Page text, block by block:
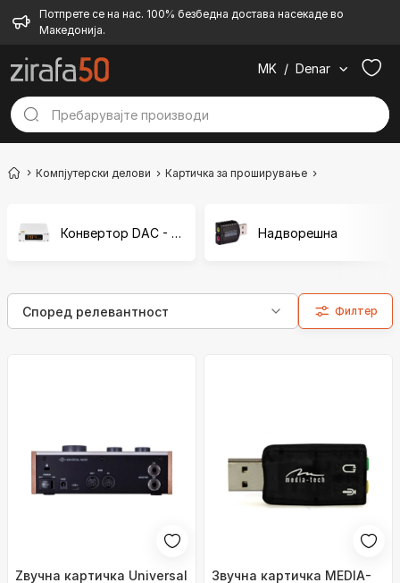
Потпрете се на нас. 100% безбедна достава насекаде во
Македонија.
MK / Denar
Компјутерски делови Картичка за проширување
Конвертор DAC - D/A Надворешна
Филтер
Zвучна картичка Universal
Звучна картичка MEDIA-